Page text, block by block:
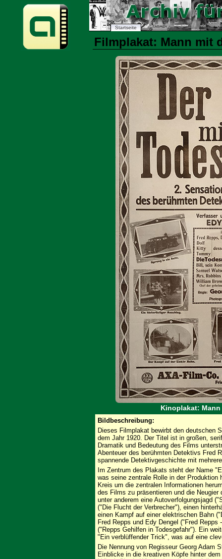
Startseite
Filmplakat: Mann mit
Kinoplakat:
Bildbeschreibung:
Dieses Filmplakat bewirbt den deutschen
dem Jahr 1920. Der Titel ist in großen,
Dramatik und Bedeutung des Films
Abenteuer des berühmten Detektivs Fred
spannende Detektivgeschichte mit
Im Zentrum des Plakats steht der Name
was seine zentrale Rolle in der Produktion
Kreis um die zentralen Informationen
des Films zu präsentieren und die
unter anderem eine Autoverfolgungsjagd
("Die Flucht der Verbrecher"), einen
einen Kampf auf einer elektrischen Bahn
Fred Repps und Edy Dengel ("Fred
("Repps Gehilfen in Todesgefahr"). Ein
"Ein verblüffender Trick", was auf eine
Die Nennung von Regisseur Georg Adam
Einblicke in die kreativen Köpfe hinter